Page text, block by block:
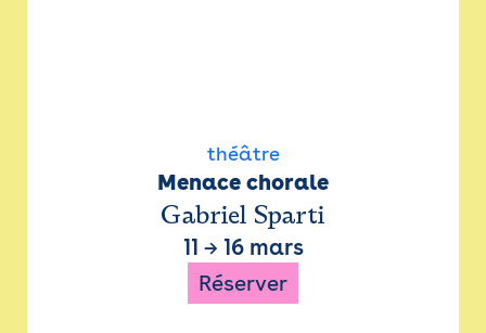
théâtre
Menace chorale
Gabriel Sparti
11 → 16 mars
Réserver